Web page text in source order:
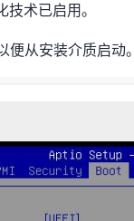
术已启用。
从安装介质启动。